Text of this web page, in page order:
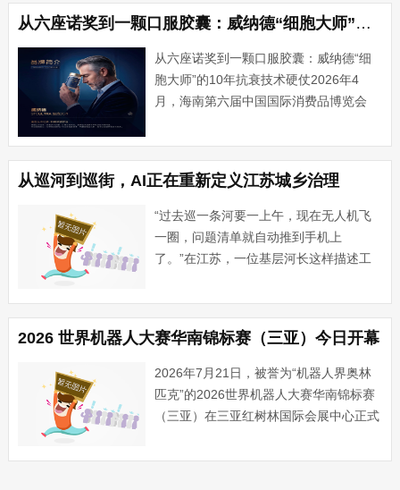
终的核心词只有一个：酶。当行业都在比
拼"每瓶···...
从六座诺奖到一颗口服胶囊：威纳德“细胞大师”的10年抗衰技术硬仗
从六座诺奖到一颗口服胶囊：威纳德“细
胞大师”的10年抗衰技术硬仗2026年4
月，海南第六届中国国际消费品博览会
大师）”的口服抗衰产品首次亮相，便引
发了行业与高净值人群的广泛关注。5月
21日后，这款产···...
从巡河到巡街，AI正在重新定义江苏城乡治理
“过去巡一条河要一上午，现在无人机飞
一圈，问题清单就自动推到手机上
了。”在江苏，一位基层河长这样描述工
白色方舱中自动起降，沿着预设航线掠过
河道、街巷与农田，高清画面实时回传，
AI算法同步识别出漂浮物、占道···...
2026 世界机器人大赛华南锦标赛（三亚）今日开幕
2026年7月21日，被誉为“机器人界奥林
匹克”的2026世界机器人大赛华南锦标赛
（三亚）在三亚红树林国际会展中心正式
起海南全域科创热潮后，本届赛事全面升